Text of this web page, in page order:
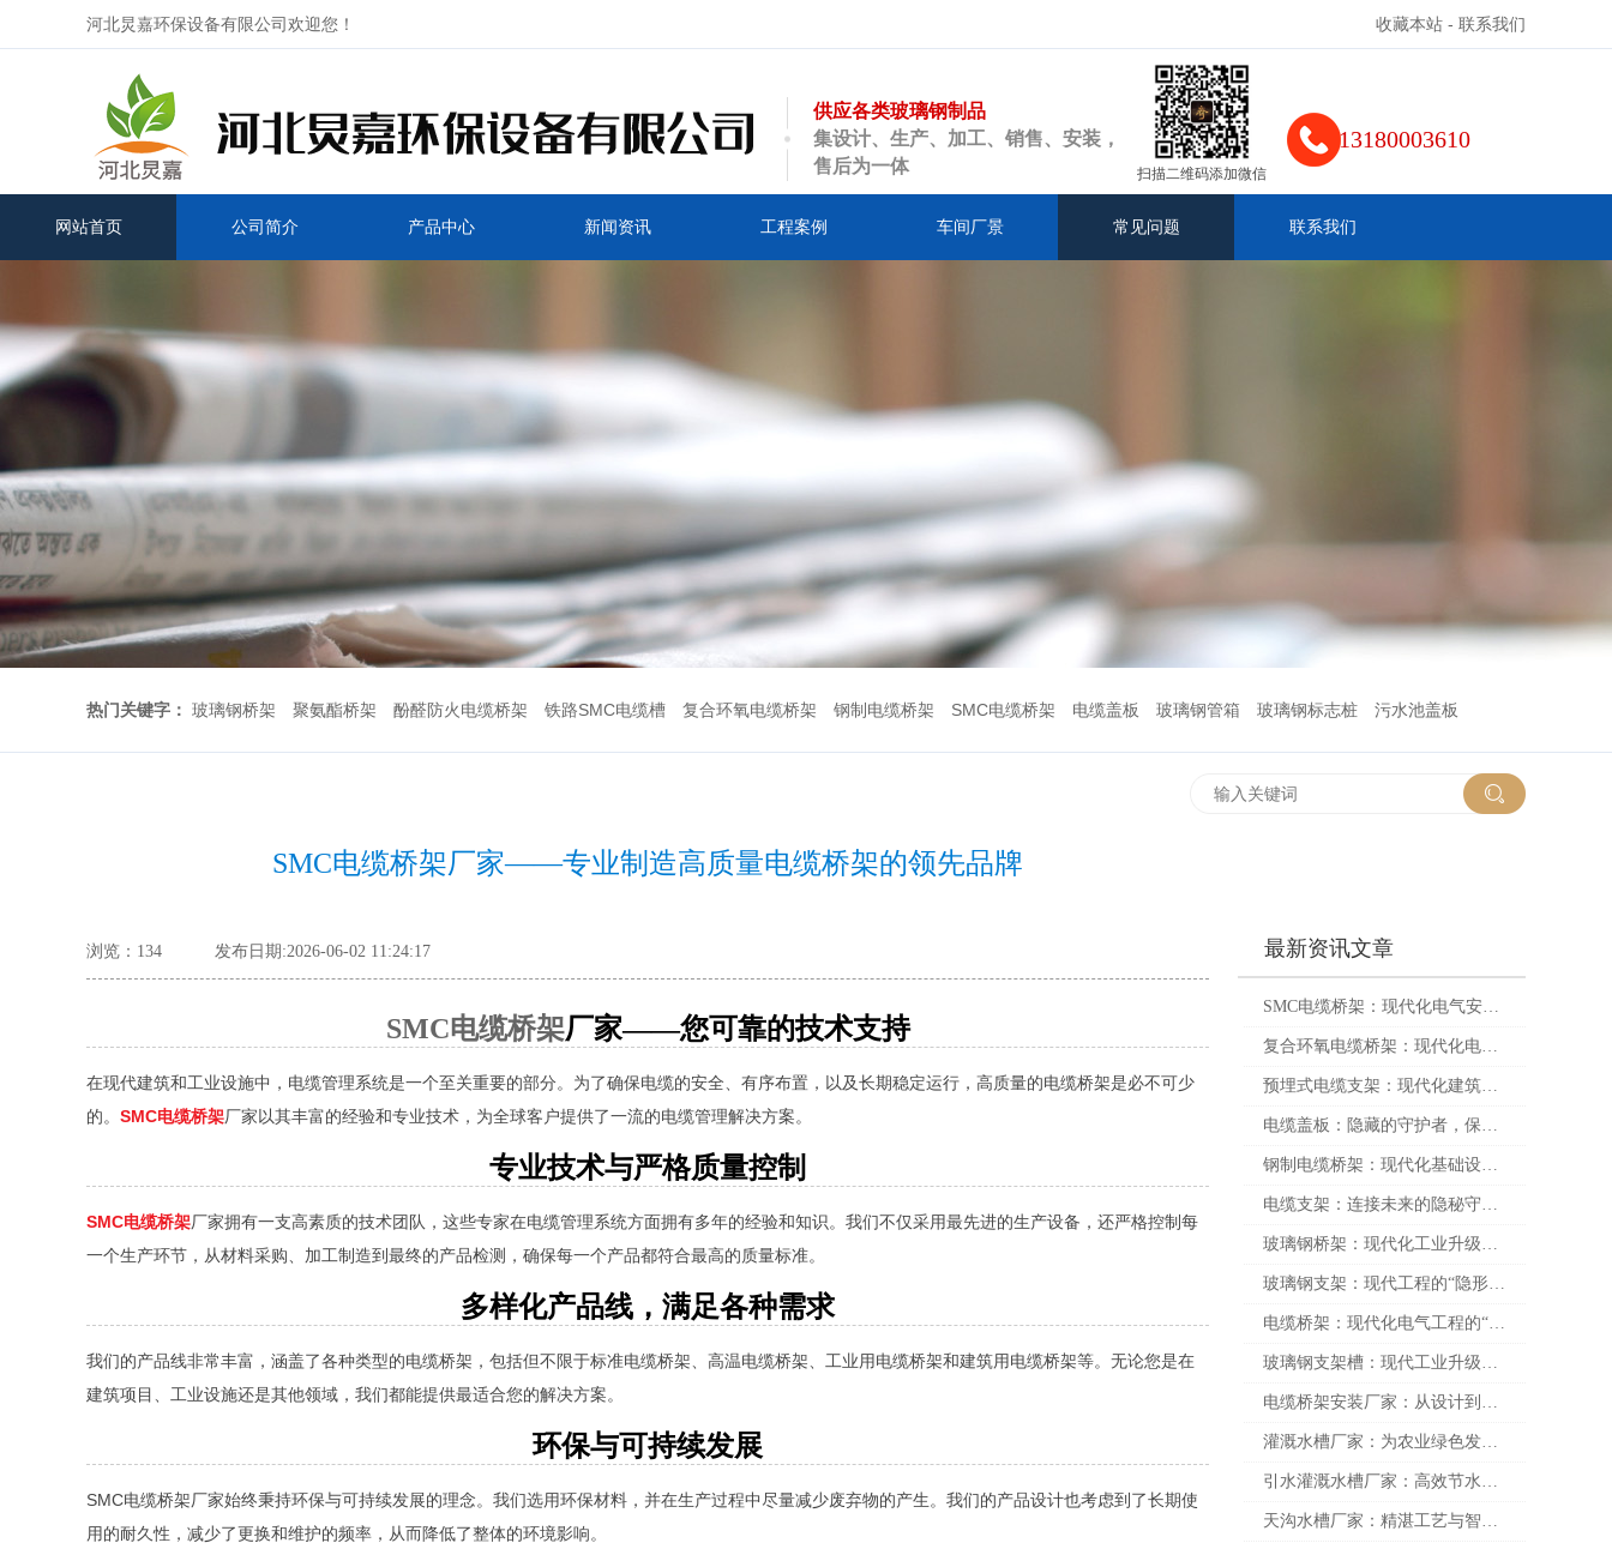
收藏本站 - 联系我们
河北炅嘉环保设备有限公司欢迎您！
供应各类玻璃钢制品
集设计、生产、加工、销售、安装，
售后为一体
扫描二维码添加微信
13180003610
网站首页 公司简介 产品中心 新闻资讯 工程案例 车间厂景 常见问题 联系我们
热门关键字： 玻璃钢桥架 聚氨酯桥架 酚醛防火电缆桥架 铁路SMC电缆槽 复合环氧电缆桥架 钢制电缆桥架 SMC电缆桥架 电缆盖板 玻璃钢管箱 玻璃钢标志桩 污水池盖板
SMC电缆桥架厂家——专业制造高质量电缆桥架的领先品牌
浏览： 134 发布日期:2026-06-02 11:24:17
SMC电缆桥架厂家——您可靠的技术支持
在现代建筑和工业设施中，电缆管理系统是一个至关重要的部分。为了确保电缆的安全、有序布置，以及长期稳定运行，高质量的电缆桥架是必不可少
的。 SMC电缆桥架厂家以其丰富的经验和专业技术，为全球客户提供了一流的电缆管理解决方案。
专业技术与严格质量控制
SMC电缆桥架厂家拥有一支高素质的技术团队，这些专家在电缆管理系统方面拥有多年的经验和知识。我们不仅采用最先进的生产设备，还严格控制每
一个生产环节，从材料采购、加工制造到最终的产品检测，确保每一个产品都符合最高的质量标准。
多样化产品线，满足各种需求
我们的产品线非常丰富，涵盖了各种类型的电缆桥架，包括但不限于标准电缆桥架、高温电缆桥架、工业用电缆桥架和建筑用电缆桥架等。无论您是在
建筑项目、工业设施还是其他领域，我们都能提供最适合您的解决方案。
环保与可持续发展
SMC电缆桥架厂家始终秉持环保与可持续发展的理念。我们选用环保材料，并在生产过程中尽量减少废弃物的产生。我们的产品设计也考虑到了长期使
用的耐久性，减少了更换和维护的频率，从而降低了整体的环境影响。
最新资讯文章
SMC电缆桥架：现代化电气安装的智慧解决方案
复合环氧电缆桥架：现代化电力基础设施的“神经中枢”
预埋式电缆支架：现代化建筑中的隐形守护者
电缆盖板：隐藏的守护者，保护你的电缆安全无忧
钢制电缆桥架：现代化基础设施的“隐形守护者”
电缆支架：连接未来的隐秘守护者
玻璃钢桥架：现代化工业升级的“隐形英雄”
玻璃钢支架：现代工程的“隐形力量”——轻量高强的未来之选
电缆桥架：现代化电气工程的“隐形守护者”
玻璃钢支架槽：现代工业升级的“隐形英雄”——从设计理念到实际应用的全面解析
电缆桥架安装厂家：从设计到施工的全流程优化之路
灌溉水槽厂家：为农业绿色发展注入永续能量
引水灌溉水槽厂家：高效节水智能化的未来之选
天沟水槽厂家：精湛工艺与智能化升级，为您打造“水利之王”